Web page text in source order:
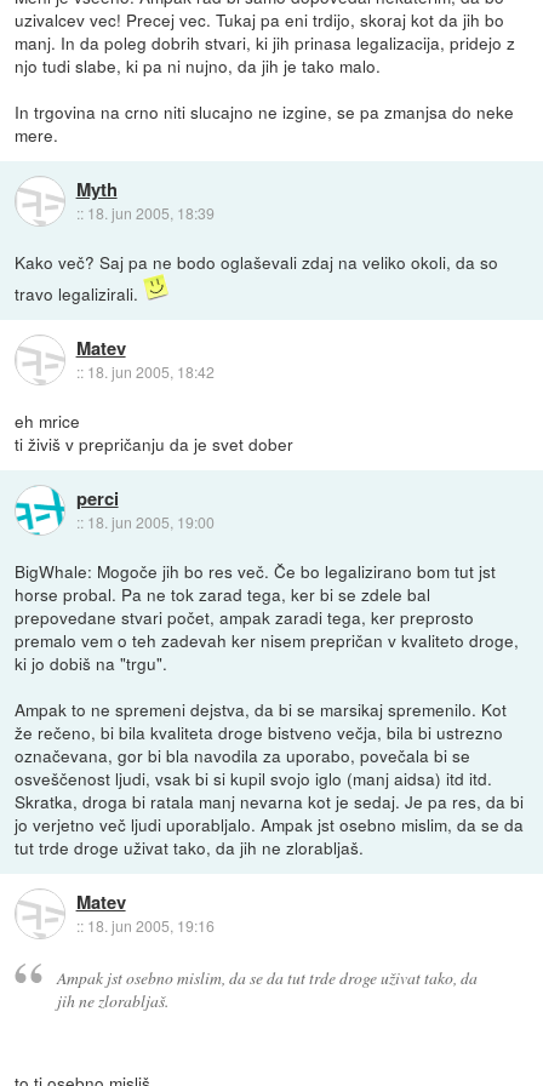
uzivalcev vec! Precej vec. Tukaj pa eni trdijo, skoraj kot da jih bo
manj. In da poleg dobrih stvari, ki jih prinasa legalizacija, pridejo z
njo tudi slabe, ki pa ni nujno, da jih je tako malo.
In trgovina na crno niti slucajno ne izgine, se pa zmanjsa do neke
mere.
Myth
:: 18. jun 2005, 18:39
Kako več? Saj pa ne bodo oglaševali zdaj na veliko okoli, da so
travo legalizirali.
Matev
:: 18. jun 2005, 18:42
eh mrice
ti živiš v prepričanju da je svet dober
perci
:: 18. jun 2005, 19:00
BigWhale: Mogoče jih bo res več. Če bo legalizirano bom tut jst
horse probal. Pa ne tok zarad tega, ker bi se zdele bal
prepovedane stvari počet, ampak zaradi tega, ker preprosto
premalo vem o teh zadevah ker nisem prepričan v kvaliteto droge,
ki jo dobiš na "trgu".
Ampak to ne spremeni dejstva, da bi se marsikaj spremenilo. Kot
že rečeno, bi bila kvaliteta droge bistveno večja, bila bi ustrezno
označevana, gor bi bla navodila za uporabo, povečala bi se
osveščenost ljudi, vsak bi si kupil svojo iglo (manj aidsa) itd itd.
Skratka, droga bi ratala manj nevarna kot je sedaj. Je pa res, da bi
jo verjetno več ljudi uporabljalo. Ampak jst osebno mislim, da se da
tut trde droge uživat tako, da jih ne zlorabljaš.
Matev
:: 18. jun 2005, 19:16
Ampak jst osebno mislim, da se da tut trde droge uživat tako, da
jih ne zlorabljaš.